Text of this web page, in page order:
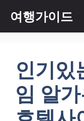
츠
여행가이드
인기있
임 알